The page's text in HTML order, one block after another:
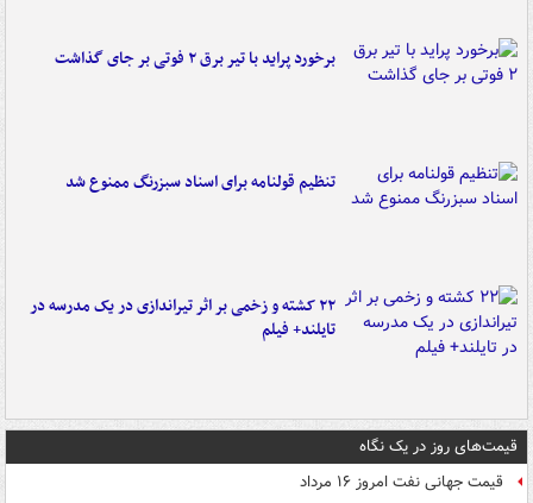
برخورد پراید با تیر برق ۲ فوتی بر جای گذاشت
تنظیم قولنامه برای اسناد سبزرنگ ممنوع شد
۲۲ کشته و زخمی بر اثر تیراندازی در یک مدرسه در
تایلند+ فیلم
قیمت‌های روز در یک نگاه
قیمت جهانی نفت امروز ۱۶ مرداد